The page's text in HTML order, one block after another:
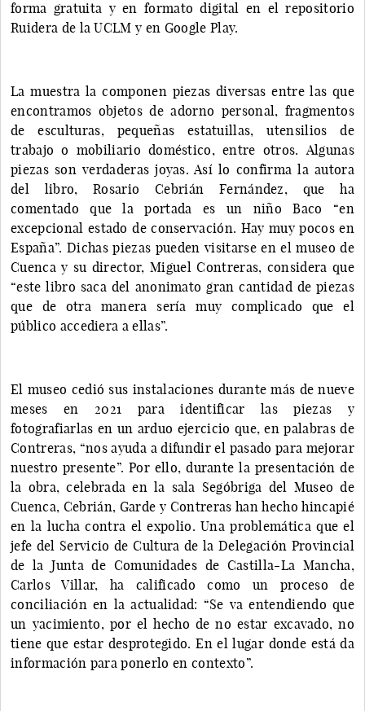
forma gratuita y en formato digital en el repositorio
Ruidera de la UCLM y en Google Play.
La muestra la componen piezas diversas entre las que
encontramos objetos de adorno personal, fragmentos
de esculturas, pequeñas estatuillas, utensilios de
trabajo o mobiliario doméstico, entre otros. Algunas
piezas son verdaderas joyas. Así lo confirma la autora
del libro, Rosario Cebrián Fernández, que ha
comentado que la portada es un niño Baco “en
excepcional estado de conservación. Hay muy pocos en
España”. Dichas piezas pueden visitarse en el museo de
Cuenca y su director, Miguel Contreras, considera que
“este libro saca del anonimato gran cantidad de piezas
que de otra manera sería muy complicado que el
público accediera a ellas”.
El museo cedió sus instalaciones durante más de nueve
meses en 2021 para identificar las piezas y
fotografiarlas en un arduo ejercicio que, en palabras de
Contreras, “nos ayuda a difundir el pasado para mejorar
nuestro presente”. Por ello, durante la presentación de
la obra, celebrada en la sala Segóbriga del Museo de
Cuenca, Cebrián, Garde y Contreras han hecho hincapié
en la lucha contra el expolio. Una problemática que el
jefe del Servicio de Cultura de la Delegación Provincial
de la Junta de Comunidades de Castilla-La Mancha,
Carlos Villar, ha calificado como un proceso de
conciliación en la actualidad: “Se va entendiendo que
un yacimiento, por el hecho de no estar excavado, no
tiene que estar desprotegido. En el lugar donde está da
información para ponerlo en contexto”.